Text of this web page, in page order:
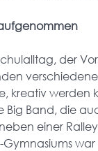
der
kreativ werden
Big Band, die
einer